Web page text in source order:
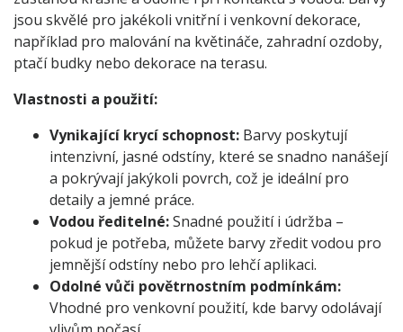
jsou skvělé pro jakékoli vnitřní i venkovní dekorace,
například pro malování na květináče, zahradní ozdoby,
ptačí budky nebo dekorace na terasu.
Vlastnosti a použití:
Vynikající krycí schopnost: Barvy poskytují
intenzivní, jasné odstíny, které se snadno nanášejí
a pokrývají jakýkoli povrch, což je ideální pro
detaily a jemné práce.
Vodou ředitelné:Snadné použití i údržba –
pokud je potřeba, můžete barvy zředit vodou pro
jemnější odstíny nebo pro lehčí aplikaci.
Odolné vůči povětrnostním podmínkám:
Vhodné pro venkovní použití, kde barvy odolávají